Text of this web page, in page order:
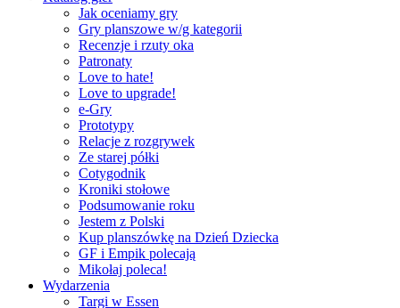
Jak oceniamy gry
Gry planszowe w/g kategorii
Recenzje i rzuty oka
Patronaty
Love to hate!
Love to upgrade!
e-Gry
Prototypy
Relacje z rozgrywek
Ze starej półki
Cotygodnik
Kroniki stołowe
Podsumowanie roku
Jestem z Polski
Kup planszówkę na Dzień Dziecka
GF i Empik polecają
Mikołaj poleca!
Wydarzenia
Targi w Essen